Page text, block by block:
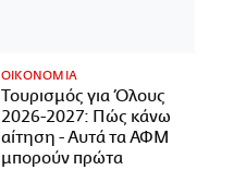
ΟΙΚΟΝΟΜΙΑ
Τουρισμός για Όλους
2026-2027: Πώς κάνω
αίτηση - Αυτά τα ΑΦΜ
μπορούν πρώτα